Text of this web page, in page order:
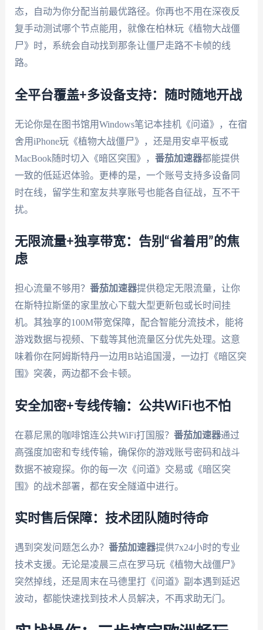
态，自动为你分配当前最优路径。你再也不用在深夜反
复手动测试哪个节点能用，就像在柏林玩《植物大战僵
尸》时，系统会自动找到那条让僵尸走路不卡帧的线
路。
全平台覆盖+多设备支持：随时随地开战
无论你是在图书馆用Windows笔记本挂机《问道》，在宿
舍用iPhone玩《植物大战僵尸》，还是用安卓平板或
MacBook随时切入《暗区突围》， 番茄加速器都能提供
一致的低延迟体验。更棒的是，一个账号支持多设备同
时在线，留学生和室友共享账号也能各自征战，互不干
扰。
无限流量+独享带宽：告别“省着用”的焦
虑
担心流量不够用？ 番茄加速器提供稳定无限流量，让你
在斯特拉斯堡的家里放心下载大型更新包或长时间挂
机。其独享的100M带宽保障，配合智能分流技术，能将
游戏数据与视频、下载等其他流量区分优先处理。这意
味着你在阿姆斯特丹一边用B站追国漫，一边打《暗区突
围》突袭，两边都不会卡顿。
安全加密+专线传输：公共WiFi也不怕
在慕尼黑的咖啡馆连公共WiFi打国服？ 番茄加速器通过
高强度加密和专线传输，确保你的游戏账号密码和战斗
数据不被窥探。你的每一次《问道》交易或《暗区突
围》的战术部署，都在安全隧道中进行。
实时售后保障：技术团队随时待命
遇到突发问题怎么办？ 番茄加速器提供7x24小时的专业
技术支援。无论是凌晨三点在罗马玩《植物大战僵尸》
突然掉线，还是周末在马德里打《问道》副本遇到延迟
波动，都能快速找到技术人员解决，不再求助无门。